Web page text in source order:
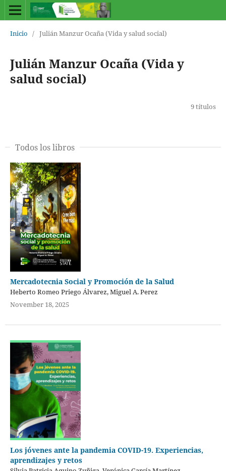
Inicio / Julián Manzur Ocaña (Vida y salud social)
Julián Manzur Ocaña (Vida y
salud social)
9 títulos
Todos los libros
Mercadotecnia Social y Promoción de la Salud
Heberto Romeo Priego Álvarez, Miguel A. Perez
November 18, 2025
Los jóvenes ante la pandemia COVID-19. Experiencias,
aprendizajes y retos